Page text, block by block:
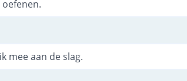
mee aan de slag.